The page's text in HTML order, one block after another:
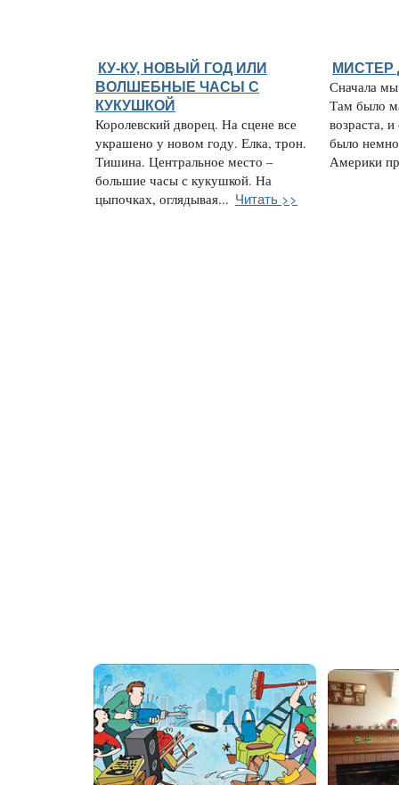
КУ-КУ, НОВЫЙ ГОД ИЛИ
ВОЛШЕБНЫЕ ЧАСЫ С
КУКУШКОЙ
Королевский дворец. На сцене все
украшено у новом году. Елка, трон.
Тишина. Центральное место –
большие часы с кукушкой. На
цыпочках, оглядывая... Читать >>
Сначала
Там было
возраста,
было
Америки